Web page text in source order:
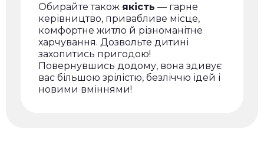
Обирайте також якість — гарне
керівництво, привабливе місце,
комфортне житло й різноманітне
харчування. Дозвольте дитині
захопитись пригодою!
Повернувшись додому, вона здивує
вас більшою зрілістю, безліччю ідей і
новими вміннями!